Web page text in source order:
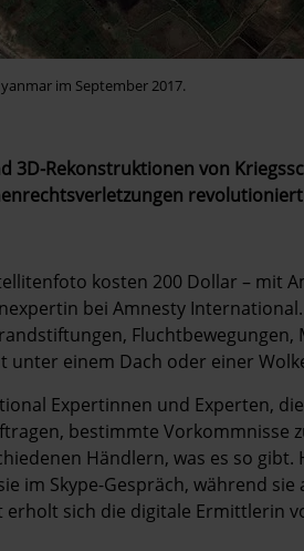
im September 2017.
3D-Rekonstruktionen von
kosten 200 Dollar – mit
bei Amnesty
unter einem Dach oder einer
Expertinnen und Experten,
bestimmte Vorkommnisse
Händlern, was es so
im Skype-­Gespräch, während
sich die digitale Ermittlerin